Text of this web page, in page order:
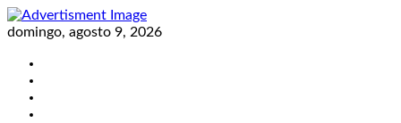
Skip
to
domingo, agosto 9, 2026